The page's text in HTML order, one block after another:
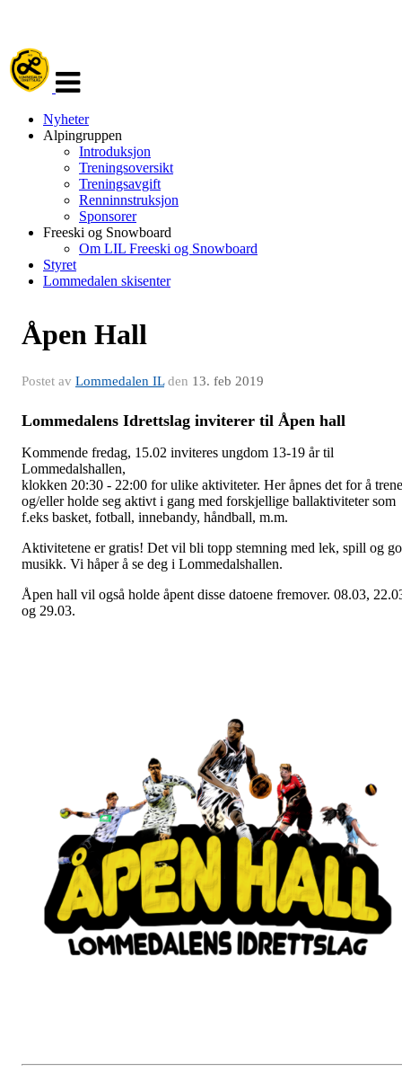
navigasjon
Nyheter
Alpingruppen
Introduksjon
Treningsoversikt
Treningsavgift
Renninnstruksjon
Sponsorer
Freeski og Snowboard
Om LIL Freeski og Snowboard
Styret
Lommedalen skisenter
Åpen Hall
Postet av Lommedalen ILden 13. feb 2019
Lommedalens Idrettslag inviterer til Åpen hall
Kommende fredag, 15.02 inviteres ungdom 13-19 år til
Lommedalshallen,
klokken 20:30 - 22:00 for ulike aktiviteter. Her åpnes det for å trene
og/eller holde seg aktivt i gang med forskjellige ballaktiviteter som
f.eks basket, fotball, innebandy, håndball, m.m.
Aktivitetene er gratis! Det vil bli topp stemning med lek, spill og
musikk. Vi håper å se deg i Lommedalshallen.
Åpen hall vil også holde åpent disse datoene fremover. 08.03,
og 29.03.